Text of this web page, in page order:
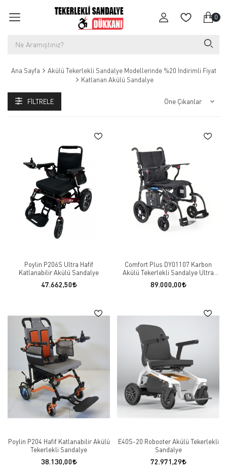
0
Ana Sayfa
Akülü Tekerlekli Sandalye Modellerinde %20 İndirimli Fiyat
Katlanan Akülü Sandalye
FILTRELE
Poylin P206S Ultra Hafif
Katlanabilir Akülü Sandalye
47.662,50
Comfort Plus DY01107 Karbon
Akülü Tekerlekli Sandalye Ultra
Hafif
89.000,00
Poylin P204 Hafif Katlanabilir Akülü
Tekerlekli Sandalye
38.130,00
E40S-20 Robooter Akülü Tekerlekli
Sandalye
72.971,29